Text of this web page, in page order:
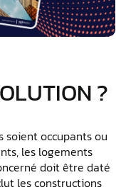
?
soient occupants ou
les logements
doit être daté
les constructions